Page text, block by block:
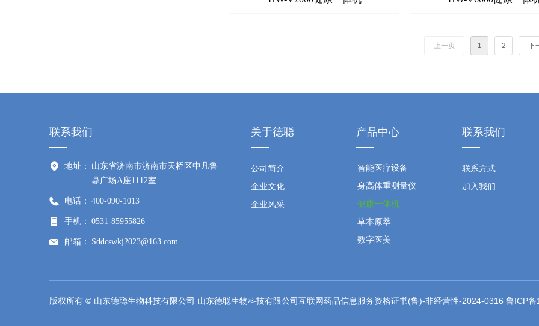
上一页 1 2 下
联系我们
地址：
山东省济南市济南市天桥区中凡鲁
鼎广场A座1112室
电话： 400-090-1013
手机： 0531-85955826
邮箱： Sddcswkj2023@163.com
关于德聪
公司简介
企业文化
企业风采
产品中心
智能医疗设备
身高体重测量仪
健康一体机
草本原萃
数字医美
联系我们
联系方式
加入我们
版权所有 © 山东德聪生物科技有限公司 山东德聪生物科技有限公司互联网药品信息服务资格证书(鲁)-非经营性-2024-0316 鲁ICP